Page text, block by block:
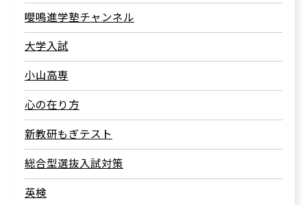
嚶鳴進学塾チャンネル
大学入試
小山高専
心の在り方
新教研もぎテスト
総合型選抜入試対策
英検